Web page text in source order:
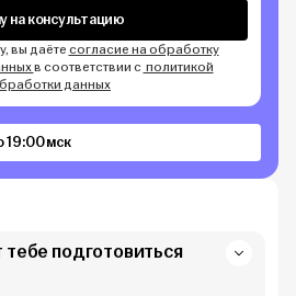
на консультацию
вы даётесогласие на обработку
в соответствии с политикой
данных
19:00 мск
подготовиться